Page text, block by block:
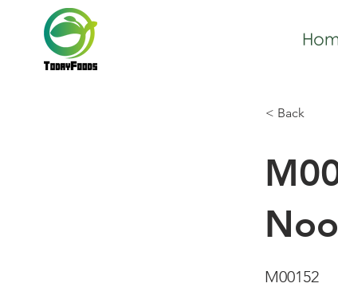
< Back
M00152